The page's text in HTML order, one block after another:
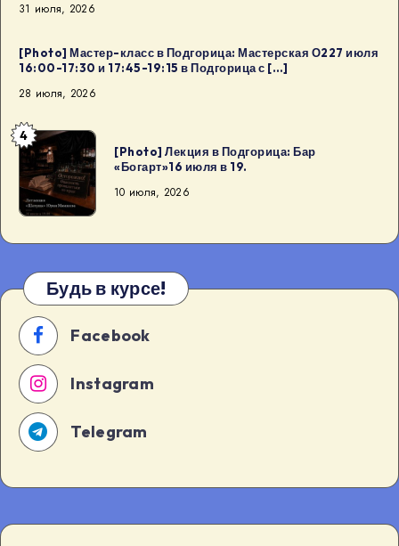
31 июля, 2026
[Photo] Мастер-класс в Подгорица: Мастерская О227 июля
16:00-17:30 и 17:45-19:15 в Подгорица с […]
28 июля, 2026
[Photo]
Лекция
в
Подгорица:
июля
в
19.
4
[Photo] Лекция в Подгорица: Бар
«Богарт»16 июля в 19.
10 июля, 2026
Будь в курсе!
Facebook
Instagram
Telegram